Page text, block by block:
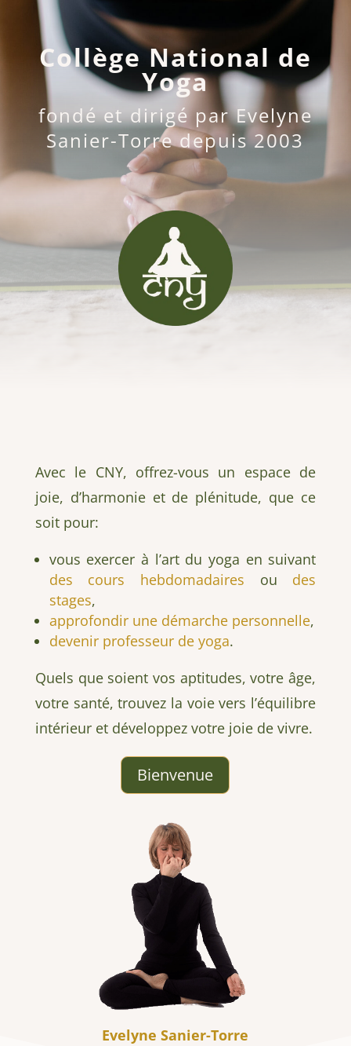
Collège National de
Yoga
fondé et dirigé par Evelyne
Sanier-Torre depuis 2003
Avec le CNY, offrez-vous un espace de
joie, d’harmonie et de plénitude, que ce
soit pour:
vous exercer à l’art du yoga en suivant
des cours hebdomadaires ou des
stages,
approfondir une démarche personnelle,
devenir professeur de yoga.
Quels que soient vos aptitudes, votre âge,
votre santé, trouvez la voie vers l’équilibre
intérieur et développez votre joie de vivre.
Bienvenue
Evelyne Sanier-Torre